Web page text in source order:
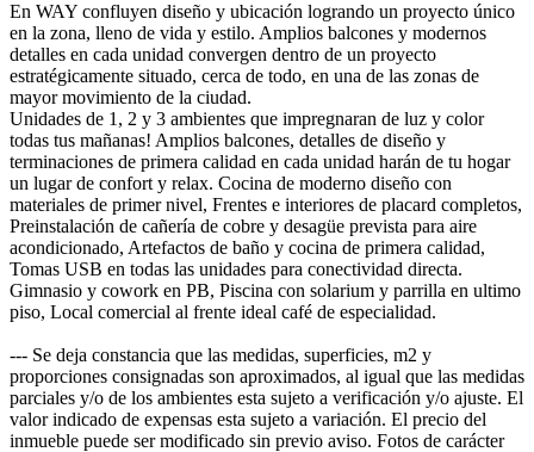
En WAY confluyen diseño y ubicación logrando un proyecto único
en la zona, lleno de vida y estilo. Amplios balcones y modernos
detalles en cada unidad convergen dentro de un proyecto
estratégicamente situado, cerca de todo, en una de las zonas de
mayor movimiento de la ciudad.
Unidades de 1, 2 y 3 ambientes que impregnaran de luz y color
todas tus mañanas! Amplios balcones, detalles de diseño y
terminaciones de primera calidad en cada unidad harán de tu hogar
un lugar de confort y relax. Cocina de moderno diseño con
materiales de primer nivel, Frentes e interiores de placard completos,
Preinstalación de cañería de cobre y desagüe prevista para aire
acondicionado, Artefactos de baño y cocina de primera calidad,
Tomas USB en todas las unidades para conectividad directa.
Gimnasio y cowork en PB, Piscina con solarium y parrilla en ultimo
piso, Local comercial al frente ideal café de especialidad.
--- Se deja constancia que las medidas, superficies, m2 y
proporciones consignadas son aproximados, al igual que las medidas
parciales y/o de los ambientes esta sujeto a verificación y/o ajuste. El
valor indicado de expensas esta sujeto a variación. El precio del
inmueble puede ser modificado sin previo aviso. Fotos de carácter